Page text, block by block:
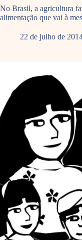
No Brasil, a agricultura
alimentação que vai à
22 de julho de